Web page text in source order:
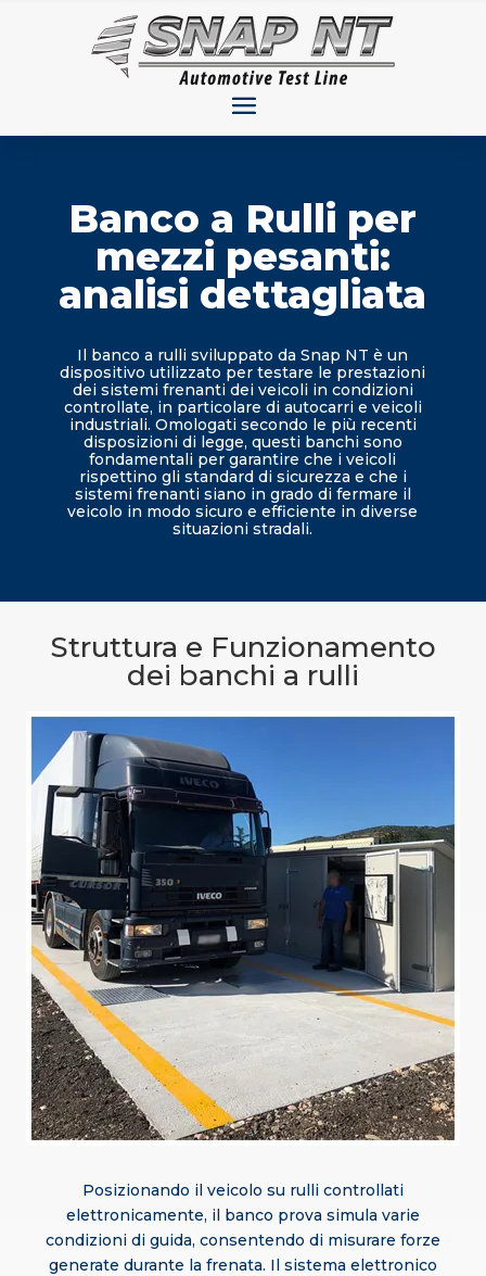
Banco a Rulli per
mezzi pesanti:
analisi dettagliata
Il banco a rulli sviluppato da Snap NT è un
dispositivo utilizzato per testare le prestazioni
dei sistemi frenanti dei veicoli in condizioni
controllate, in particolare di autocarri e veicoli
industriali. Omologati secondo le più recenti
disposizioni di legge, questi banchi sono
fondamentali per garantire che i veicoli
rispettino gli standard di sicurezza e che i
sistemi frenanti siano in grado di fermare il
veicolo in modo sicuro e efficiente in diverse
situazioni stradali.
Struttura e Funzionamento
dei banchi a rulli
Posizionando il veicolo su rulli controllati
elettronicamente, il banco prova simula varie
condizioni di guida, consentendo di misurare forze
generate durante la frenata. Il sistema elettronico